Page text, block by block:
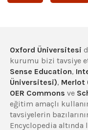
Oxford Üniversitesi
kurumu bizi tavsiye
Sense Education,
Üniversitesi), Merlot
OER Commons ve
eğitim amaçlı
tavsiyelerin
Encyclopedia